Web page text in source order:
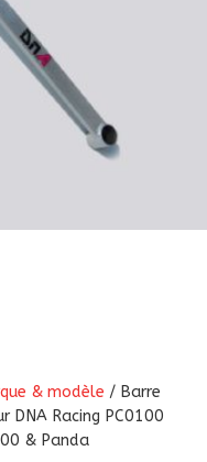
& modèle / Barre
Racing PC0100
& Panda